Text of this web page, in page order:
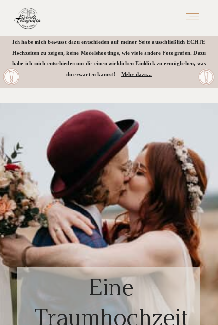
Ich habe mich bewusst dazu entschieden auf meiner Seite ausschließlich ECHTE
Hochzeiten zu zeigen, keine Modelshootings, wie viele andere Fotografen. Dazu
habe ich mich entschieden um dir einen wirklichen Einblick zu ermöglichen, was
du erwarten kannst! - Mehr dazu...
Eine
Traumhochzeit
LEISTUNGEN
SONSTIGES
ÜBER MICH
KONTAKT